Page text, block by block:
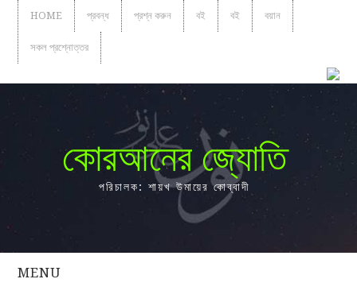
HOME প্রবন্ধ প্রশ্ন করুন বই বই বয়ান
সকল প্রশ্নোত্তর
কোরআনের জ্যোতি
পরিচালক: শায়খ উমায়ের কোব্বাদী
MENU
সকল